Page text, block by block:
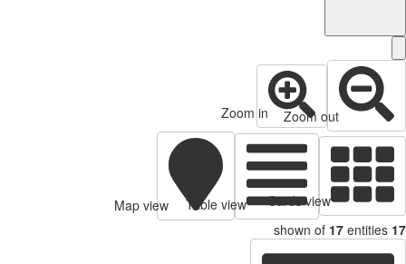
Zoom out
Zoom in
Cards view
Table view
Map view
shown of 17 entities